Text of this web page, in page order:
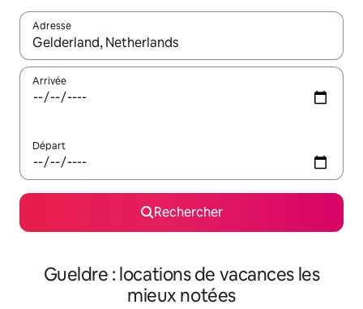
Adresse
Lorsque les résultats s'affichent, utilisez les flèches vers le
Arrivée
Départ
Rechercher
Gueldre : locations de vacances les
mieux notées